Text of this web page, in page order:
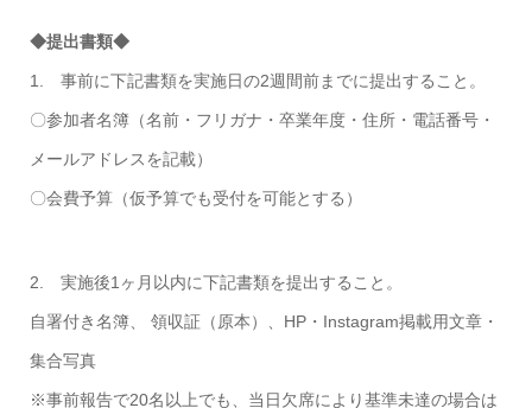
◆提出書類◆
1. 事前に下記書類を実施日の2週間前までに提出すること。
〇参加者名簿（名前・フリガナ・卒業年度・住所・電話番号・
メールアドレスを記載）
〇会費予算（仮予算でも受付を可能とする）
2. 実施後1ヶ月以内に下記書類を提出すること。
自署付き名簿、 領収証（原本）、HP・Instagram掲載用文章・
集合写真
※事前報告で20名以上でも、当日欠席により基準未達の場合は